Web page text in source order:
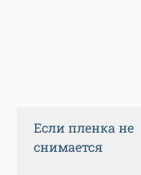
Если пленка не
снимается